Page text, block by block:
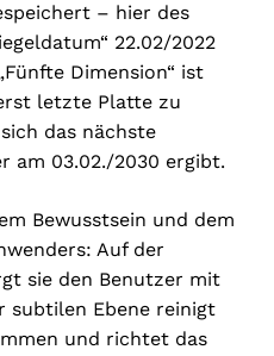
– hier des
22.02/2022
Dimension“ ist
letzte Platte zu
das nächste
am 03.02./2030 ergibt.
Bewusstsein und dem
Auf der
sie den Benutzer mit
subtilen Ebene reinigt
und richtet das